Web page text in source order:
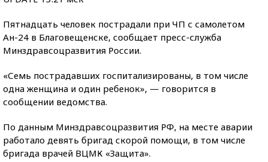
Пятнадцать человек пострадали при ЧП с самолетом
Ан-24 в Благовещенске, сообщает пресс-служба
Минздравсоцразвития России.
«Семь пострадавших госпитализированы, в том числе
одна женщина и один ребенок», — говорится в
сообщении ведомства.
По данным Минздравсоцразвития РФ, на месте аварии
работало девять бригад скорой помощи, в том числе
бригада врачей ВЦМК «Защита».